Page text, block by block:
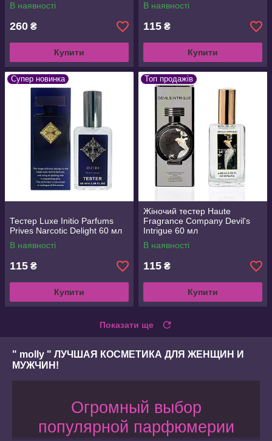
В наявності
260 ₴
Купити
В наявності
115 ₴
Купити
Супер новинка
Тестер Luxe Initio Parfums
Prives Narcotic Delight 60 мл
В наявності
115 ₴
Купити
Топ продажів
Жіночий тестер Haute
Fragrance Company Devil's
Intrigue 60 мл
В наявності
115 ₴
Купити
Показати ще
" molly " ЛУЧШАЯ КОСМЕТИКА ДЛЯ ЖЕНЩИН И
МУЖЧИН!
Огромный выбор
популярной парфюмерии